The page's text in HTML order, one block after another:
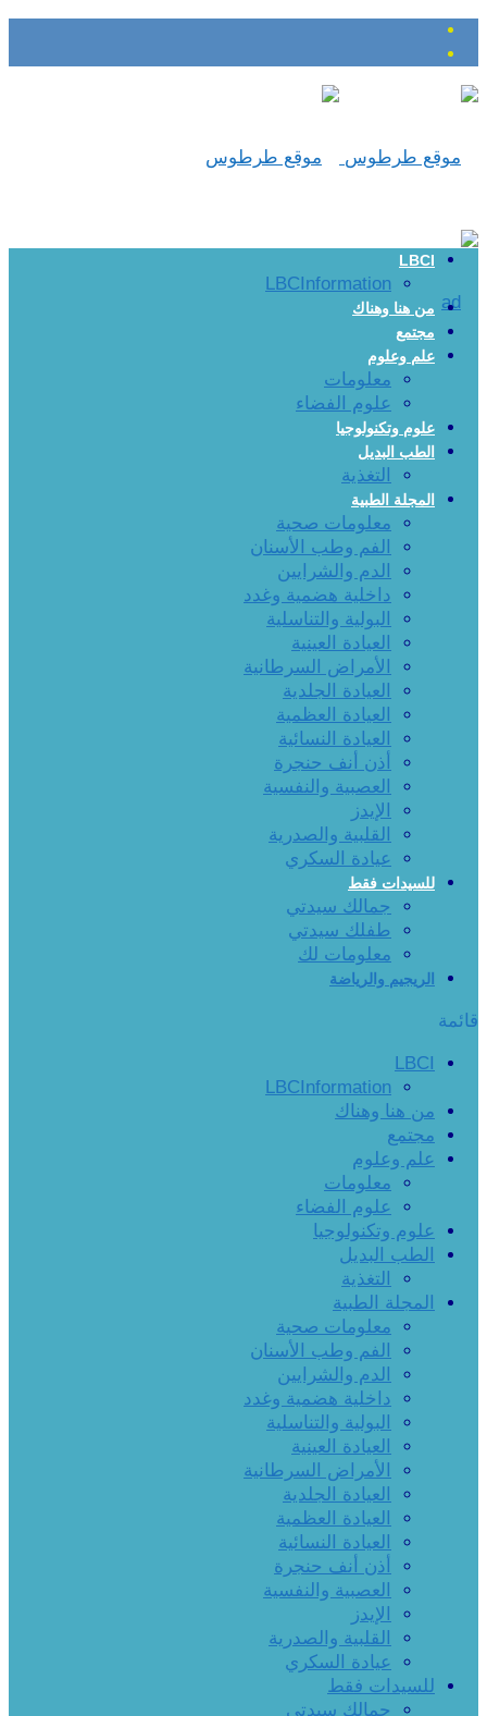
LBCI
LBCInformation
من هنا وهناك
مجتمع
علم وعلوم
معلومات
علوم الفضاء
علوم وتكنولوجيا
الطب البديل
التغذية
المجلة الطبية
معلومات صحية
الفم وطب الأسنان
الدم والشرايين
داخلية هضمية وغدد
البولية والتناسلية
العيادة العينية
الأمراض السرطانية
العيادة الجلدية
العيادة العظمية
العيادة النسائية
أذن أنف حنجرة
العصبية والنفسية
الإيدز
القلبية والصدرية
عيادة السكري
للسيدات فقط
جمالك سيدتي
طفلك سيدتي
معلومات لك
الريجيم والرياضة
قائمة
LBCI
LBCInformation
من هنا وهناك
مجتمع
علم وعلوم
معلومات
علوم الفضاء
علوم وتكنولوجيا
الطب البديل
التغذية
المجلة الطبية
معلومات صحية
الفم وطب الأسنان
الدم والشرايين
داخلية هضمية وغدد
البولية والتناسلية
العيادة العينية
الأمراض السرطانية
العيادة الجلدية
العيادة العظمية
العيادة النسائية
أذن أنف حنجرة
العصبية والنفسية
الإيدز
القلبية والصدرية
عيادة السكري
للسيدات فقط
جمالك سيدتي